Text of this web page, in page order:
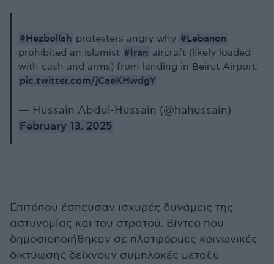
#Hezbollah protesters angry why #Lebanon
prohibited an Islamist #Iran aircraft (likely loaded
with cash and arms) from landing in Beirut Airport.
pic.twitter.com/jCaeKHwdgY
— Hussain Abdul-Hussain (@hahussain)
February 13, 2025
Επιτόπου έσπευσαν ισχυρές δυνάμεις της
αστυνομίας και του στρατού. Βίντεο που
δημοσιοποιήθηκαν σε πλατφόρμες κοινωνικές
δικτύωσης δείχνουν συμπλοκές μεταξύ